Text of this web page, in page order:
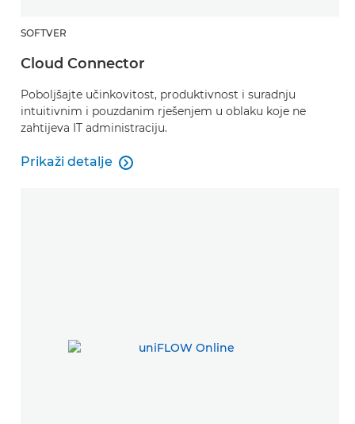
SOFTVER
Cloud Connector
Poboljšajte učinkovitost, produktivnost i suradnju
intuitivnim i pouzdanim rješenjem u oblaku koje ne
zahtijeva IT administraciju.
Prikaži detalje
Cloud Connector
